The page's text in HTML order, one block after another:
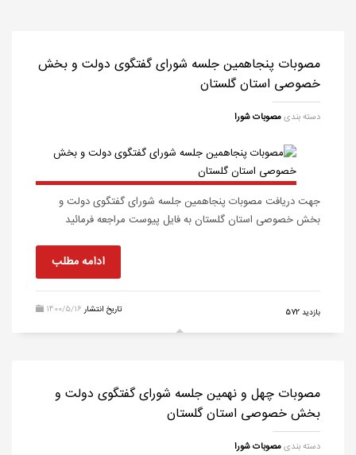
مصوبات پنجاهمین جلسه شورای گفتگوی دولت و بخش
خصوصی استان گلستان
دسته بندیمصوبات شورا
جهت دریافت مصوبات پنجاهمین جلسه شورای گفتگوی دولت و
بخش خصوصی استان گلستان به فایل پیوست مراجعه فرمائید
ادامه مطلب
1400/5/16 تاریخ انتشار 572 بازدید
مصوبات چهل و نهمین جلسه شورای گفتگوی دولت و
بخش خصوصی استان گلستان
دسته بندیمصوبات شورا